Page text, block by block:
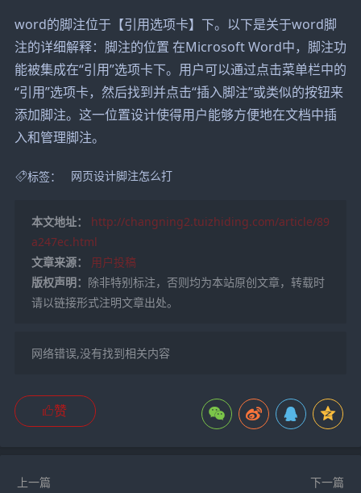
word的脚注位于【引用选项卡】下。以下是关于word脚
注的详细解释：脚注的位置 在Microsoft Word中，脚注功
能被集成在“引用”选项卡下。用户可以通过点击菜单栏中的
“引用”选项卡，然后找到并点击“插入脚注”或类似的按钮来
添加脚注。这一位置设计使得用户能够方便地在文档中插
入和管理脚注。
标签： 网页设计脚注怎么打
本文地址：
http://changning2.tuizhiding.com/article/89
a247ec.html
文章来源：
用户投稿
版权声明： 除非特别标注，否则均为本站原创文章，转载时
请以链接形式注明文章出处。
网络错误,没有找到相关内容
赞
上一篇 下一篇